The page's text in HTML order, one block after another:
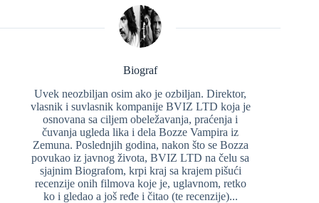
Biograf
Uvek neozbiljan osim ako je ozbiljan. Direktor,
vlasnik i suvlasnik kompanije BVIZ LTD koja je
osnovana sa ciljem obeležavanja, praćenja i
čuvanja ugleda lika i dela Bozze Vampira iz
Zemuna. Poslednjih godina, nakon što se Bozza
povukao iz javnog života, BVIZ LTD na čelu sa
sjajnim Biografom, krpi kraj sa krajem pišući
recenzije onih filmova koje je, uglavnom, retko
ko i gledao a još ređe i čitao (te recenzije)...